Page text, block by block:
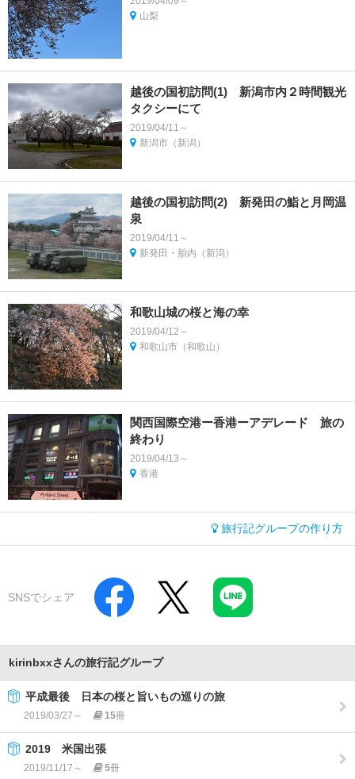
山梨
越後の国初訪問(1) 新潟市内２時間観光
タクシーにて
2019/04/11～
新潟市（新潟）
越後の国初訪問(2) 新発田の鮨と月岡温
泉
2019/04/11～
新発田・胎内（新潟）
和歌山城の桜と海の幸
2019/04/12～
和歌山市（和歌山）
関西国際空港ー香港ーアデレード 旅の
終わり
2019/04/13～
香港
旅行記グループの作り方
SNSでシェア
kirinbxxさんの旅行記グループ
平成最後 日本の桜と旨いもの巡りの旅
2019/03/27～ 15冊
2019 米国出張
2019/11/17～ 5冊